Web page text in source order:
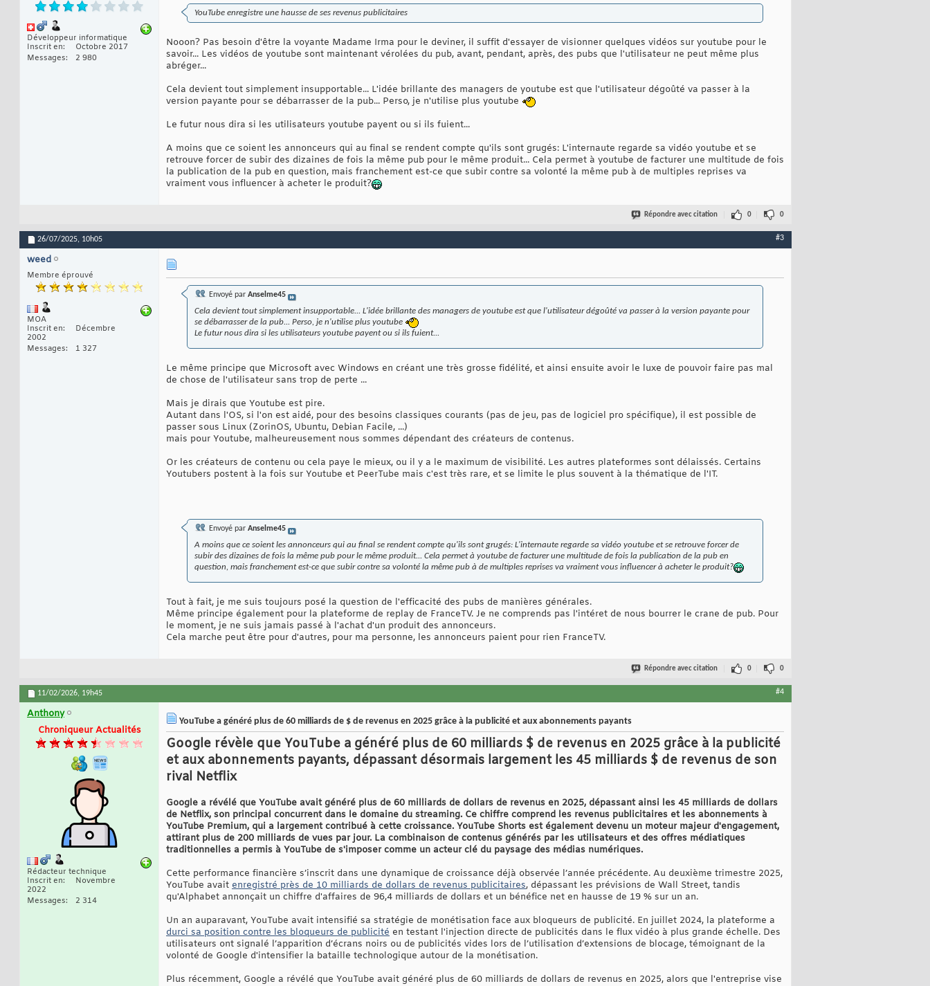
Développeur informatique
Inscrit en
Octobre 2017
Messages
2 980
YouTube enregistre une hausse de ses revenus publicitaires
Nooon? Pas besoin d'être la voyante Madame Irma pour le deviner, il suffit d'essayer de visionner quelques vidéos sur youtube pour le
savoir... Les vidéos de youtube sont maintenant vérolées du pub, avant, pendant, après, des pubs que l'utilisateur ne peut même plus
abréger...
Cela devient tout simplement insupportable... L'idée brillante des managers de youtube est que l'utilisateur dégoûté va passer à la
version payante pour se débarrasser de la pub... Perso, je n'utilise plus youtube
Le futur nous dira si les utilisateurs youtube payent ou si ils fuient...
A moins que ce soient les annonceurs qui au final se rendent compte qu'ils sont grugés: L'internaute regarde sa vidéo youtube et se
retrouve forcer de subir des dizaines de fois la même pub pour le même produit... Cela permet à youtube de facturer une multitude de fois
la publication de la pub en question, mais franchement est-ce que subir contre sa volonté la même pub à de multiples reprises va
vraiment vous influencer à acheter le produit?
Répondre avec citation 0 0
26/07/2025, 10h05 #3
weed
Membre éprouvé
MOA
Inscrit en
Décembre
2002
Messages
1 327
Envoyé par Anselme45
Cela devient tout simplement insupportable... L'idée brillante des managers de youtube est que l'utilisateur dégoûté va passer à la version payante pour
se débarrasser de la pub... Perso, je n'utilise plus youtube
Le futur nous dira si les utilisateurs youtube payent ou si ils fuient...
Le même principe que Microsoft avec Windows en créant une très grosse fidélité, et ainsi ensuite avoir le luxe de pouvoir faire pas mal
de chose de l'utilisateur sans trop de perte ...
Mais je dirais que Youtube est pire.
Autant dans l'OS, si l'on est aidé, pour des besoins classiques courants (pas de jeu, pas de logiciel pro spécifique), il est possible de
passer sous Linux (ZorinOS, Ubuntu, Debian Facile, ...)
mais pour Youtube, malheureusement nous sommes dépendant des créateurs de contenus.
Or les créateurs de contenu ou cela paye le mieux, ou il y a le maximum de visibilité. Les autres plateformes sont délaissés. Certains
Youtubers postent à la fois sur Youtube et PeerTube mais c'est très rare, et se limite le plus souvent à la thématique de l'IT.
Envoyé par Anselme45
A moins que ce soient les annonceurs qui au final se rendent compte qu'ils sont grugés: L'internaute regarde sa vidéo youtube et se retrouve forcer de
subir des dizaines de fois la même pub pour le même produit... Cela permet à youtube de facturer une multitude de fois la publication de la pub en
question, mais franchement est-ce que subir contre sa volonté la même pub à de multiples reprises va vraiment vous influencer à acheter le produit?
Tout à fait, je me suis toujours posé la question de l'efficacité des pubs de manières générales.
Même principe également pour la plateforme de replay de FranceTV. Je ne comprends pas l'intéret de nous bourrer le crane de pub. Pour
le moment, je ne suis jamais passé à l'achat d'un produit des annonceurs.
Cela marche peut être pour d'autres, pour ma personne, les annonceurs paient pour rien FranceTV.
Répondre avec citation 0 0
11/02/2026, 19h45 #4
Anthony
Chroniqueur Actualités
Rédacteur technique
Inscrit en
Novembre
2022
Messages
2 314
YouTube a généré plus de 60 milliards de $ de revenus en 2025 grâce à la publicité et aux abonnements payants
Google révèle que YouTube a généré plus de 60 milliards $ de revenus en 2025 grâce à la publicité
et aux abonnements payants, dépassant désormais largement les 45 milliards $ de revenus de son
rival Netflix
Google a révélé que YouTube avait généré plus de 60 milliards de dollars de revenus en 2025, dépassant ainsi les 45 milliards de dollars
de Netflix, son principal concurrent dans le domaine du streaming. Ce chiffre comprend les revenus publicitaires et les abonnements à
YouTube Premium, qui a largement contribué à cette croissance. YouTube Shorts est également devenu un moteur majeur d'engagement,
attirant plus de 200 milliards de vues par jour. La combinaison de contenus générés par les utilisateurs et des offres médiatiques
traditionnelles a permis à YouTube de s'imposer comme un acteur clé du paysage des médias numériques.
Cette performance financière s’inscrit dans une dynamique de croissance déjà observée l’année précédente. Au deuxième trimestre 2025,
YouTube avait enregistré près de 10 milliards de dollars de revenus publicitaires, dépassant les prévisions de Wall Street, tandis
qu'Alphabet annonçait un chiffre d'affaires de 96,4 milliards de dollars et un bénéfice net en hausse de 19 % sur un an.
Un an auparavant, YouTube avait intensifié sa stratégie de monétisation face aux bloqueurs de publicité. En juillet 2024, la plateforme a
durci sa position contre les bloqueurs de publicité en testant l'injection directe de publicités dans le flux vidéo à plus grande échelle. Des
utilisateurs ont signalé l’apparition d’écrans noirs ou de publicités vides lors de l’utilisation d’extensions de blocage, témoignant de la
volonté de Google d'intensifier la bataille technologique autour de la monétisation.
Plus récemment, Google a révélé que YouTube avait généré plus de 60 milliards de dollars de revenus en 2025, alors que l'entreprise vise